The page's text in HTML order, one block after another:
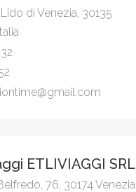
di Venezia, 30135
ETLIVIAGGI SRL
76, 30174 Venezia